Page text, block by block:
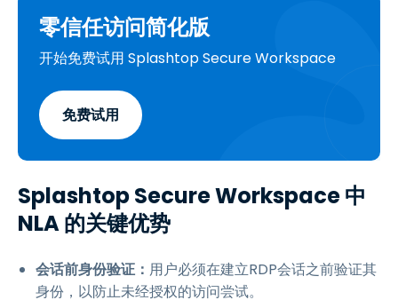
零信任访问简化版
开始免费试用 Splashtop Secure Workspace
免费试用
Splashtop Secure Workspace 中
NLA 的关键优势
会话前身份验证： 用户必须在建立RDP会话之前验证其
身份，以防止未经授权的访问尝试。